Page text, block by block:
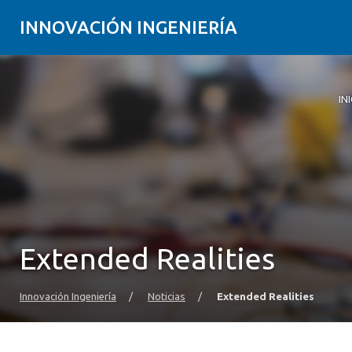
INNOVACIÓN INGENIERÍA
Extended Realities
Innovación Ingeniería / Noticias / Extended Realities